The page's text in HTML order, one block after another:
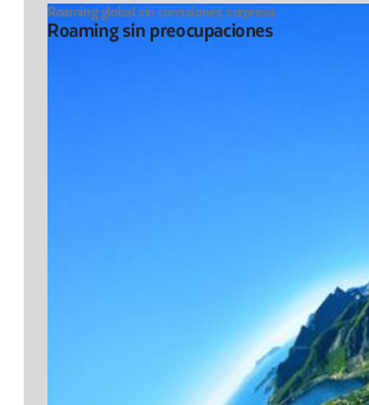
Roaming global sin comisiones sorpresa
Roaming sin preocupaciones